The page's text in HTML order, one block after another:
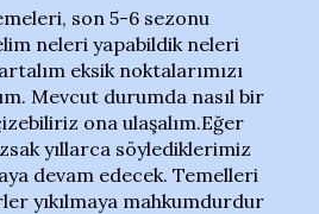
son 5-6 sezonu
neleri yapabildik neleri
eksik noktalarımızı
Mevcut durumda nasıl bir
ona ulaşalım.Eğer
yıllarca söylediklerimiz
devam edecek. Temelleri
yıkılmaya mahkumdurdur